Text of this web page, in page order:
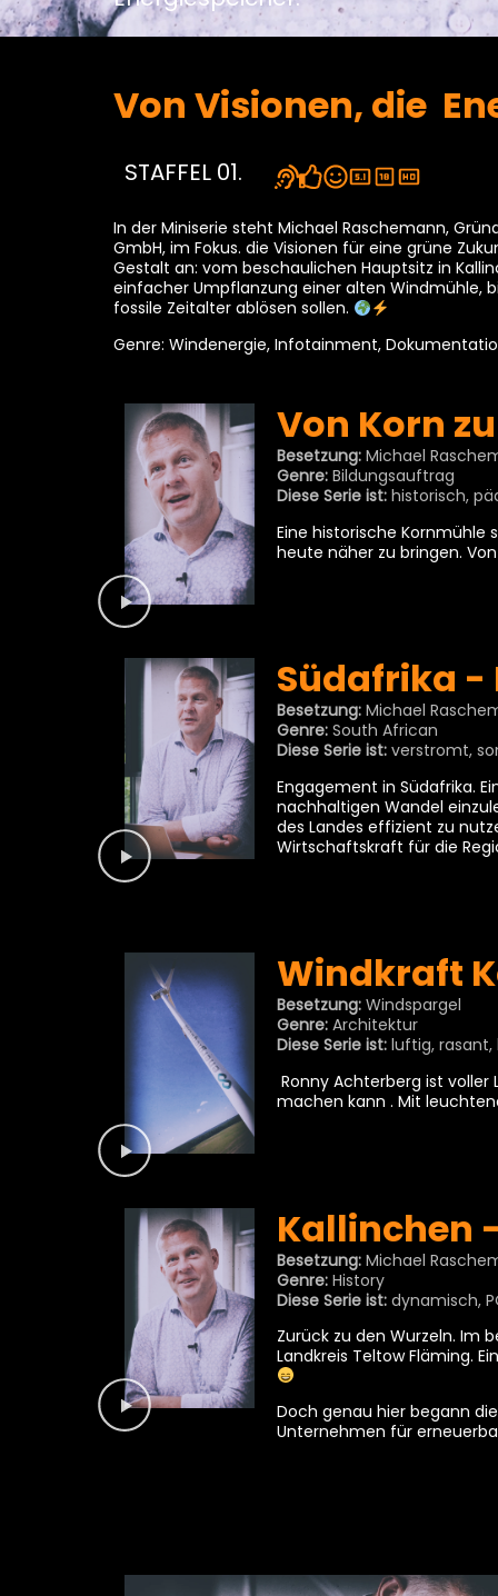
Von Visionen, die
STAFFEL 01.
In der Miniserie steht Michael Raschemann,
GmbH, im Fokus. die Visionen für eine grüne
Gestalt an: vom beschaulichen Hauptsitz in
einfacher Umpflanzung einer alten Windmühle,
fossile Zeitalter ablösen sollen.
Genre: Windenergie, Infotainment,
Von Korn
Besetzung:Michael
Genre:Bildungsauftrag
Diese Serie ist:historisch,
Eine historische Kornmühle
heute näher zu bringen.
Südafrika -
Besetzung:Michael
Genre:South African
Diese Serie ist:verstromt,
Engagement in Südafrika.
nachhaltigen Wandel
des Landes effizient zu
Wirtschaftskraft für die
Windkraft
Besetzung:Windspargel
Genre:Architektur
Diese Serie ist:luftig, rasant,
Ronny Achterberg ist voller
machen kann . Mit
Kallinchen
Besetzung:Michael
Genre:History
Diese Serie ist:dynamisch,
Zurück zu den Wurzeln. Im
Landkreis Teltow Fläming.
Doch genau hier begann
Unternehmen für